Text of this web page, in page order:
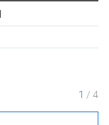
1 / 4